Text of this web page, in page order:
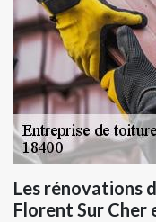
Les rénovations
Florent Sur Cher